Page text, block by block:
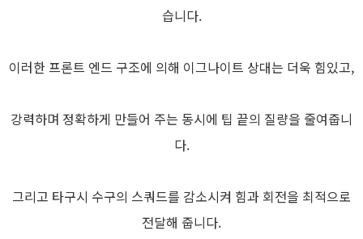
습니다.
이러한 프론트 엔드 구조에 의해 이그나이트 상대는 더욱 힘있고,
강력하며 정확하게 만들어 주는 동시에 팁 끝의 질량을 줄여줍니
다.
그리고 타구시 수구의 스쿼드를 감소시켜 힘과 회전을 최적으로
전달해 줍니다.